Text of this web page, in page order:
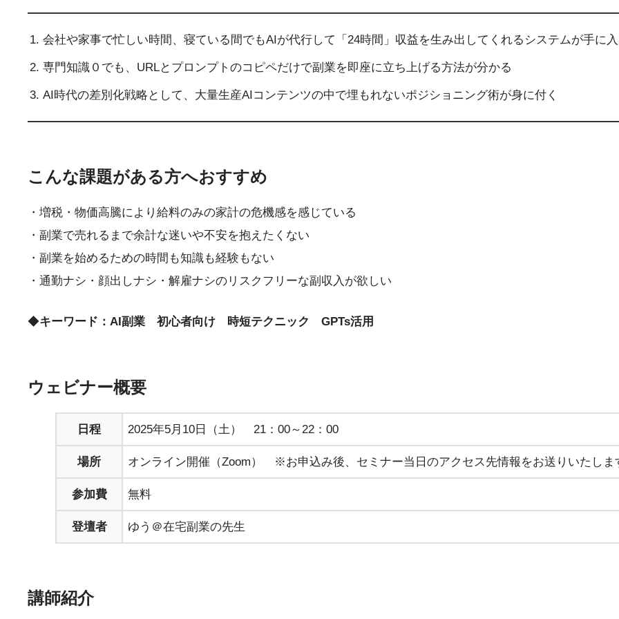
会社や家事で忙しい時間、寝ている間でもAIが代行して「24時間」収益を生み出してくれるシステムが手に
専門知識０でも、URLとプロンプトのコピペだけで副業を即座に立ち上げる方法が分かる
AI時代の差別化戦略として、大量生産AIコンテンツの中で埋もれないポジショニング術が身に付く
こんな課題がある方へおすすめ
・増税・物価高騰により給料のみの家計の危機感を感じている
・副業で売れるまで余計な迷いや不安を抱えたくない
・副業を始めるための時間も知識も経験もない
・通勤ナシ・顔出しナシ・解雇ナシのリスクフリーな副収入が欲しい
◆キーワード： AI副業 初心者向け 時短テクニック GPTs活用
ウェビナー概要
日程 2025年5月10日（土） 21：00～22：00
場所 オンライン開催（Zoom） ※お申込み後、セミナー当日のアクセス先情報をお送りいたしま
参加費 無料
登壇者 ゆう＠在宅副業の先生
講師紹介